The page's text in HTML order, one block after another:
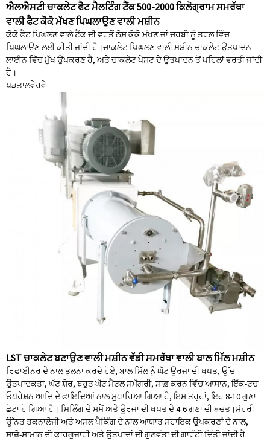
ਐਲਐਸਟੀ ਚਾਕਲੇਟ ਫੈਟ ਮੈਲਟਿੰਗ ਟੈਂਕ 500-2000 ਕਿਲੋਗ੍ਰਾਮ ਸਮਰੱਥਾ
ਵਾਲੀ ਫੈਟ ਕੋਕੋ ਮੱਖਣ ਪਿਘਲਾਉਣ ਵਾਲੀ ਮਸ਼ੀਨ
ਕੋਕੋ ਫੈਟ ਪਿਘਲਣ ਵਾਲੇ ਟੈਂਕ ਦੀ ਵਰਤੋਂ ਠੋਸ ਕੋਕੋ ਮੱਖਣ ਜਾਂ ਚਰਬੀ ਨੂੰ ਤਰਲ ਵਿੱਚ
ਪਿਘਲਾਉਣ ਲਈ ਕੀਤੀ ਜਾਂਦੀ ਹੈ।ਚਾਕਲੇਟ ਪਿਘਲਣ ਵਾਲੀ ਮਸ਼ੀਨ ਚਾਕਲੇਟ ਉਤਪਾਦਨ
ਲਾਈਨ ਵਿੱਚ ਮੁੱਖ ਉਪਕਰਣ ਹੈ, ਅਤੇ ਚਾਕਲੇਟ ਪੇਸਟ ਦੇ ਉਤਪਾਦਨ ਤੋਂ ਪਹਿਲਾਂ ਵਰਤੀ ਜਾਂਦੀ
ਹੈ।
ਪੜਤਾਲਵੇਰਵੇ
LST ਚਾਕਲੇਟ ਬਣਾਉਣ ਵਾਲੀ ਮਸ਼ੀਨ ਵੱਡੀ ਸਮਰੱਥਾ ਵਾਲੀ ਬਾਲ ਮਿੱਲ ਮਸ਼ੀਨ
ਰਿਫਾਈਨਰ ਦੇ ਨਾਲ ਤੁਲਨਾ ਕਰਦੇ ਹੋਏ, ਬਾਲ ਮਿੱਲ ਨੂੰ ਘੱਟ ਊਰਜਾ ਦੀ ਖਪਤ, ਉੱਚ
ਉਤਪਾਦਕਤਾ, ਘੱਟ ਸ਼ੋਰ, ਬਹੁਤ ਘੱਟ ਮੈਟਲ ਸਮੱਗਰੀ, ਸਾਫ਼ ਕਰਨ ਵਿੱਚ ਆਸਾਨ, ਇੱਕ-ਟਚ
ਓਪਰੇਸ਼ਨ ਆਦਿ ਦੇ ਫਾਇਦਿਆਂ ਨਾਲ ਸੁਧਾਰਿਆ ਗਿਆ ਹੈ, ਇਸ ਤਰ੍ਹਾਂ, ਇਹ 8-10 ਗੁਣਾ
ਛੋਟਾ ਹੋ ਗਿਆ ਹੈ। ਮਿਲਿੰਗ ਦੇ ਸਮੇਂ ਅਤੇ ਊਰਜਾ ਦੀ ਖਪਤ ਦੇ 4-6 ਗੁਣਾ ਦੀ ਬਚਤ।ਮੋਹਰੀ
ਉੱਨਤ ਤਕਨਾਲੋਜੀ ਅਤੇ ਅਸਲ ਪੈਕਿੰਗ ਦੇ ਨਾਲ ਆਯਾਤ ਸਹਾਇਕ ਉਪਕਰਣਾਂ ਦੇ ਨਾਲ,
ਸਾਜ਼ੋ-ਸਾਮਾਨ ਦੀ ਕਾਰਗੁਜ਼ਾਰੀ ਅਤੇ ਉਤਪਾਦਾਂ ਦੀ ਗੁਣਵੱਤਾ ਦੀ ਗਾਰੰਟੀ ਦਿੱਤੀ ਜਾਂਦੀ ਹੈ.